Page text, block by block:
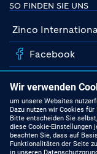
SO FINDEN SIE UNS
Zinco
Facebook
YouTube
Linkedin
Wir verwenden
um unsere Websites
Dazu nutzen wir Cookies
Bitte entscheiden Sie
diese Cookie-Einstellungen
beachten Sie, dass auf
Funktionalitäten der Seite